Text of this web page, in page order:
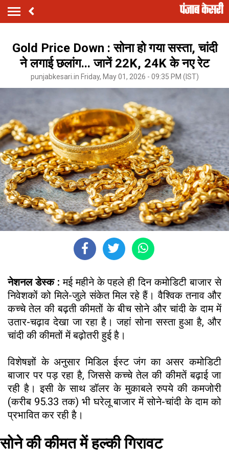
Gold Price Down : सोना हो गया सस्ता, चांदी
ने लगाई छलांग... जानें 22K, 24K के नए रेट
punjabkesari.in Friday, May 01, 2026 - 09:35 PM (IST)
नेशनल डेस्क :मई महीने के पहले ही दिन कमोडिटी बाजार से
निवेशकों को मिले-जुले संकेत मिल रहे हैं। वैश्विक तनाव और
कच्चे तेल की बढ़ती कीमतों के बीच सोने और चांदी के दाम में
उतार-चढ़ाव देखा जा रहा है। जहां सोना सस्ता हुआ है, और
चांदी की कीमतों में बढ़ोतरी हुई है।
विशेषज्ञों के अनुसार मिडिल ईस्ट जंग का असर कमोडिटी
बाजार पर पड़ रहा है, जिससे कच्चे तेल की कीमतें बढ़ाई जा
रही है। इसी के साथ डॉलर के मुकाबले रुपये की कमजोरी
(करीब 95.33 तक) भी घरेलू बाजार में सोने-चांदी के दाम को
प्रभावित कर रही है।
सोने की कीमत में हल्की गिरावट